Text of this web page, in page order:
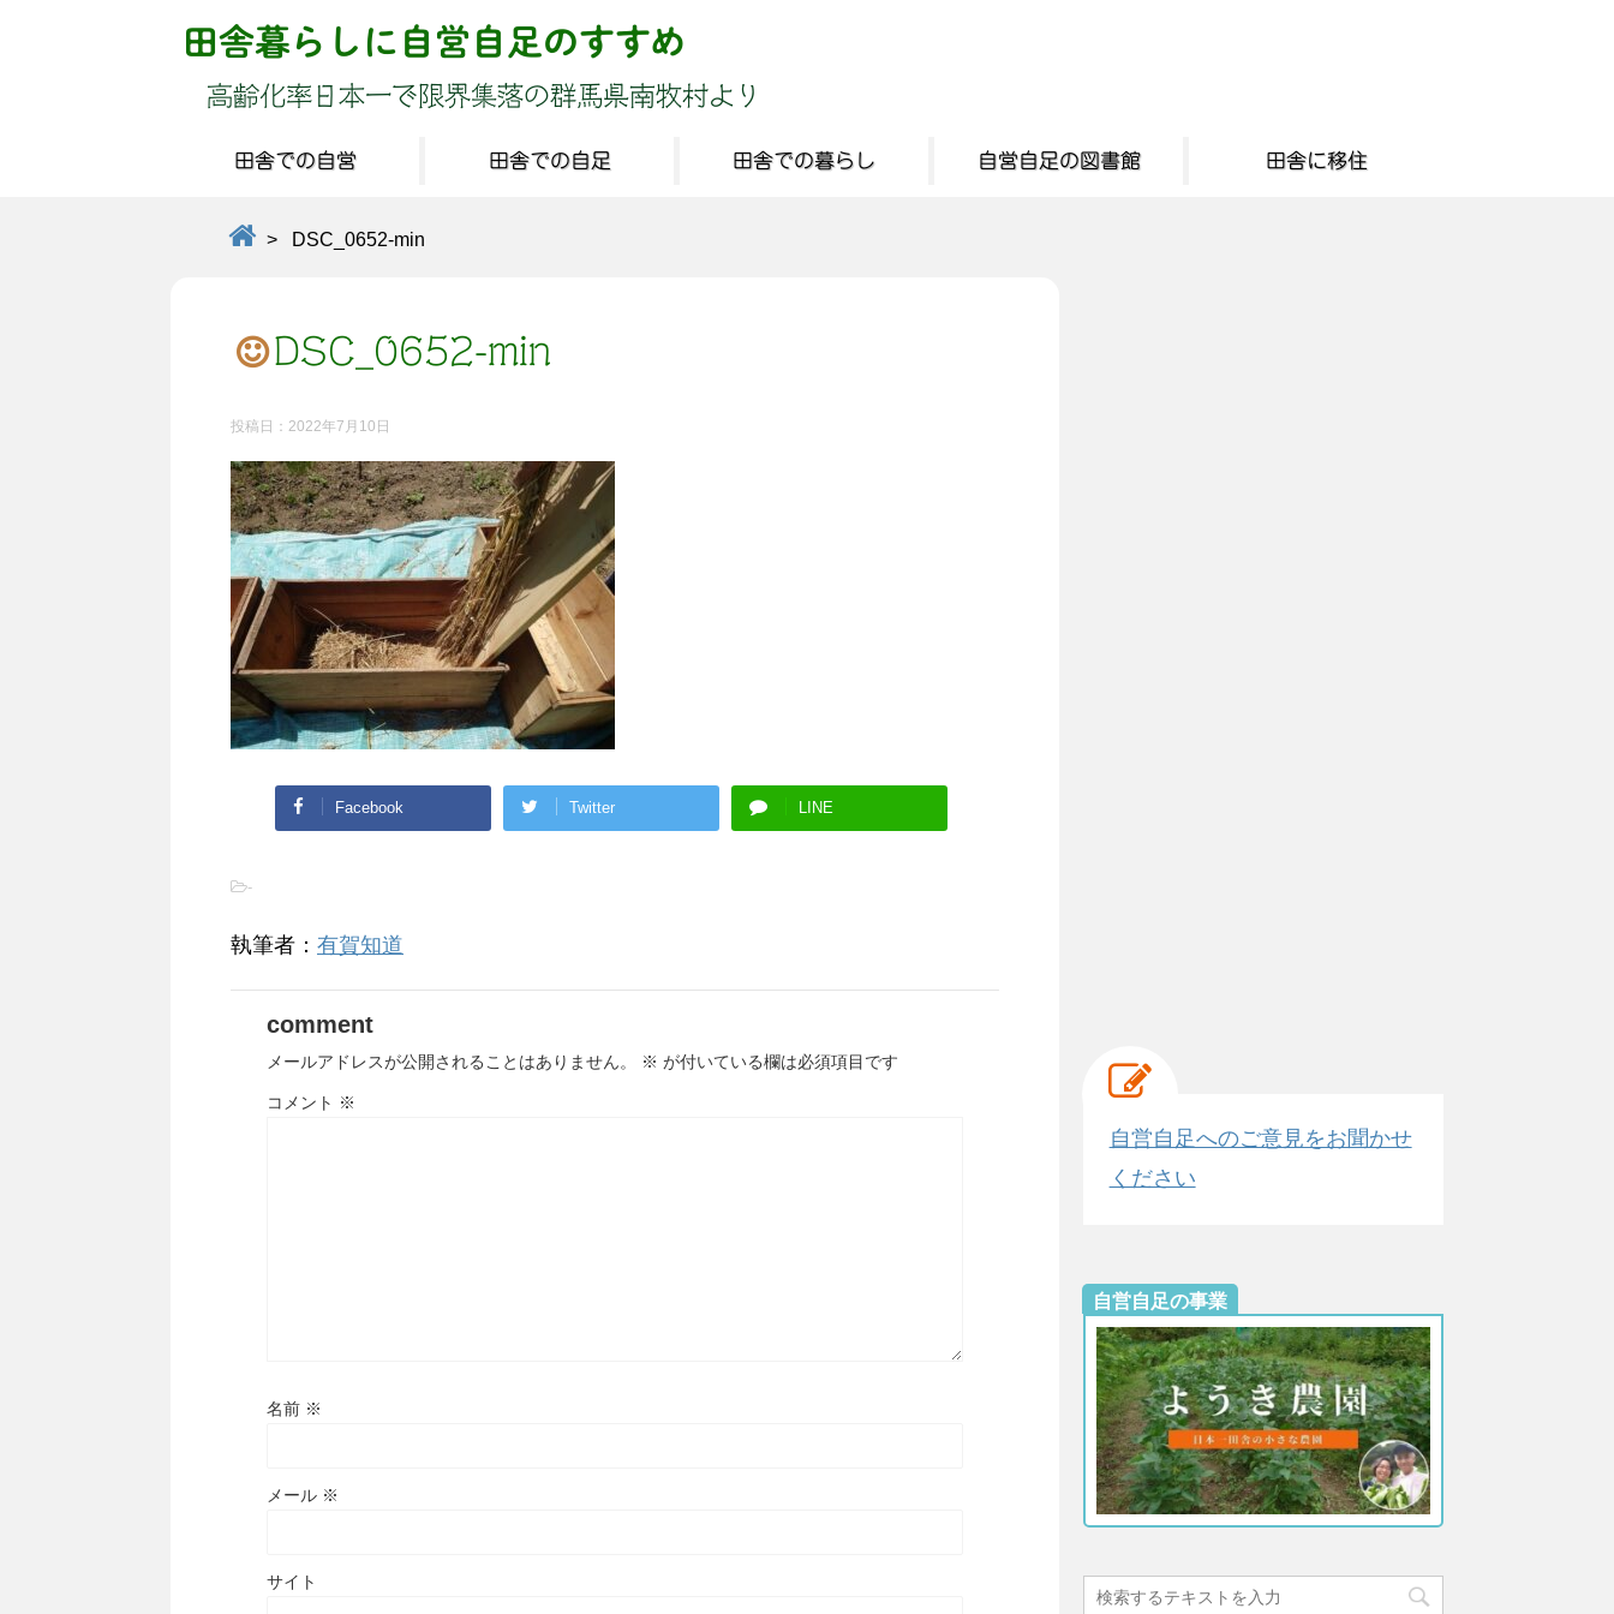
田舎暮らしに自営自足のすすめ
高齢化率日本一で限界集落の群馬県南牧村より
田舎での自営 田舎での自足 田舎での暮らし 自営自足の図書館 田舎に移住
> DSC_0652-min
DSC_0652-min
投稿日： 2022年7月10日
Facebook Twitter LINE
-
執筆者： 有賀知道
comment
メールアドレスが公開されることはありません。 ※ が付いている欄は必須項目です
コメント ※
名前 ※
メール ※
サイト
自営自足へのご意見をお聞かせ
ください
自営自足の事業